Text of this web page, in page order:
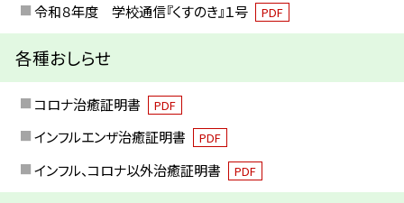
令和８年度 学校通信『くすのき』１号 PDF
各種おしらせ
コロナ治癒証明書 PDF
インフルエンザ治癒証明書 PDF
インフル、コロナ以外治癒証明書 PDF